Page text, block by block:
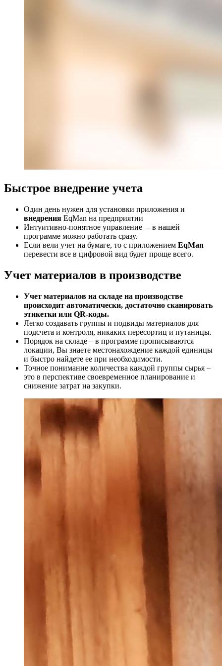
Быстрое внедрение учета
Один день нужен для установки приложения и
внедрения EqMan на предприятии
Интуитивно-понятное управление – в нашей
программе можно работать сразу.
Если вели учет на бумаге, то с приложением EqMan
перевести все в цифровой вид будет проще всего.
Учет материалов в производстве
Учет материалов на складе на производстве
происходит автоматически, достаточно сканировать
этикетки или QR-коды.
Легко создавать группы и подвиды материалов для
подсчета и контроля, никаких пересортиц и путаницы.
Порядок на складе – в программе прописываются
локации, Вы знаете местонахождение каждой единицы
и быстро найдете ее при необходимости.
Точное понимание количества каждой группы сырья –
это в перспективе своевременное планирование и
снижение затрат на закупки.